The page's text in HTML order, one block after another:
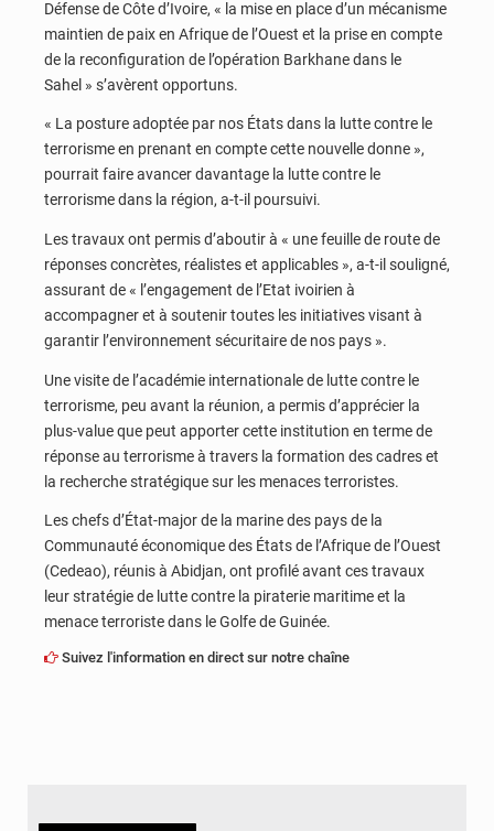
Défense de Côte d’Ivoire, « la mise en place d’un mécanisme
maintien de paix en Afrique de l’Ouest et la prise en compte
de la reconfiguration de l’opération Barkhane dans le
Sahel » s’avèrent opportuns.
« La posture adoptée par nos États dans la lutte contre le
terrorisme en prenant en compte cette nouvelle donne »,
pourrait faire avancer davantage la lutte contre le
terrorisme dans la région, a-t-il poursuivi.
Les travaux ont permis d’aboutir à « une feuille de route de
réponses concrètes, réalistes et applicables », a-t-il souligné,
assurant de « l’engagement de l’Etat ivoirien à
accompagner et à soutenir toutes les initiatives visant à
garantir l’environnement sécuritaire de nos pays ».
Une visite de l’académie internationale de lutte contre le
terrorisme, peu avant la réunion, a permis d’apprécier la
plus-value que peut apporter cette institution en terme de
réponse au terrorisme à travers la formation des cadres et
la recherche stratégique sur les menaces terroristes.
Les chefs d’État-major de la marine des pays de la
Communauté économique des États de l’Afrique de l’Ouest
(Cedeao), réunis à Abidjan, ont profilé avant ces travaux
leur stratégie de lutte contre la piraterie maritime et la
menace terroriste dans le Golfe de Guinée.
Suivez l'information en direct sur notre chaîne